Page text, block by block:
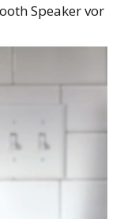
Speaker vor